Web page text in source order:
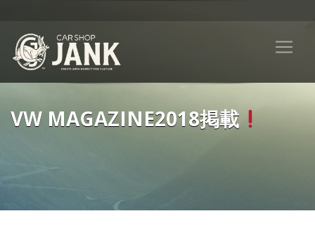
VW MAGAZINE2018掲載